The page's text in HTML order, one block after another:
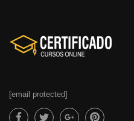
[email protected]